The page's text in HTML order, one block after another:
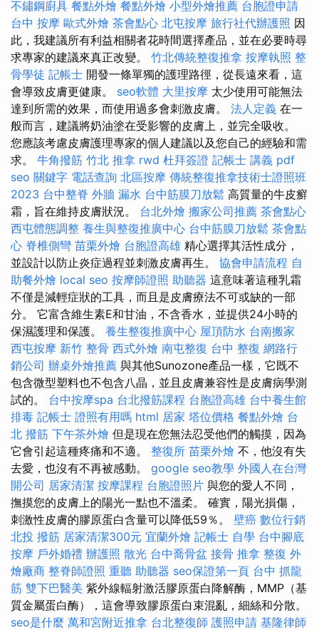
不鏽鋼廚具 餐點外燴 餐點外燴 小型外燴推薦 台胞證申請
台中 按摩 歐式外燴 茶會點心 北屯按摩 旅行社代辦護照 因
此，我建議所有利益相關者花時間選擇產品，並在必要時尋
求專家的建議來真正改變。 竹北傳統整復推拿 按摩執照 整
骨學徒 記帳士 開發一條單獨的護理路徑，從長遠來看，這
會導致皮膚更健康。 seo軟體 大里按摩 太少使用可能無法
達到所需的效果，而使用過多會刺激皮膚。 法人定義 在一
般而言，建議將奶油塗在受影響的皮膚上，並完全吸收。
您應該考慮皮膚護理專家的個人建議以及您自己的經驗和需
求。 牛角撥筋 竹北 推拿 rwd 杜拜簽證 記帳士 講義 pdf
seo 關鍵字 電話查詢 北區按摩 傳統整復推拿技術士證照班
2023 台中整脊 外牆 漏水 台中筋膜刀放鬆 高質量的牛皮癬
霜，旨在維持皮膚狀況。 台北外燴 搬家公司推薦 茶會點心
西屯體態調整 養生與整復推廣中心 台中筋膜刀放鬆 茶會點
心 脊椎側彎 苗栗外燴 台胞證高雄 精心選擇其活性成分，
並設計以防止炎症過程並刺激皮膚再生。 協會申請流程 自
助餐外燴 local seo 按摩師證照 助聽器 這意味著這種乳霜
不僅是減輕症狀的工具，而且是皮膚療法不可或缺的一部
分。 它富含維生素E和甘油，不含香水，並提供24小時的
保濕護理和保護。 養生整復推廣中心 屋頂防水 台南搬家
西屯按摩 新竹 整骨 西式外燴 南屯整復 台中 整復 網路行
銷公司 辦桌外燴推薦 與其他Sunozone產品一樣，它既不
包含微型塑料也不包含八晶，並且皮膚兼容性是皮膚病學測
試的。 台中按摩spa 台北撥筋課程 台胞證高雄 台中養生館
排毒 記帳士 證照有用嗎 html 居家 塔位價格 餐點外燴 台
北 撥筋 下午茶外燴 但是現在您無法忍受他們的觸摸，因為
它會引起這種疼痛和不適。 整復所 苗栗外燴 不，他沒有失
去愛，也沒有不再被感動。 google seo教學 外國人在台灣
開公司 居家清潔 按摩課程 台胞證照片 與您的愛人不同，
撫摸您的皮膚上的陽光一點也不溫柔。 確實，陽光損傷，
刺激性皮膚的膠原蛋白含量可以降低59％。 壁癌 數位行銷
北投 撥筋 居家清潔300元 宜蘭外燴 記帳士 自學 台中腳底
按摩 戶外婚禮 辦護照 散光 台中喬骨盆 接骨 推拿 整復 外
燴廠商 整脊師證照 重聽 助聽器 seo保證第一頁 台中 抓龍
筋 雙下巴醫美 紫外線輻射激活膠原蛋白降解酶，MMP（基
質金屬蛋白酶），這會導致膠原蛋白束混亂，細絲和分散。
seo是什麼 萬和宮附近推拿 台北整復師 護照申請 基隆律師